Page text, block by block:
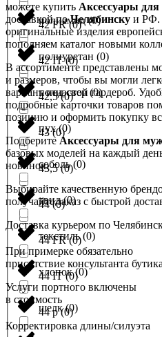
42 FR (0)
42 IT (0)
42,5 (0)
43 (0)
43,5 (0)
44 (0)
44 FR (0)
44 IT (0)
44 р (0)
полиамид (0)
полиуретан (0)
полиэстер (0)
пух (0)
соболь (0)
твид (0)
текстиль (0)
хлопок (0)
шелк (0)
можете купить Аксессуары
доставкой поЧелябинску и РФ.
оригинальные изделия
пополняем каталог новыми
В ассортименте представлены
и размеров, чтобы вы могли
вариант под свой гардероб.
подробные карточки товаров
позицию и оформить покупку
Подберите Аксессуары для
базовых моделей на каждый
новинок.
Выбирайте качественную
получайте заказ с быстрой
Доставка курьером по
При примерке обязательно
присутствие консультанта бутика
Услуги портного включены
в стоимость
Корректировка длины/силуэта